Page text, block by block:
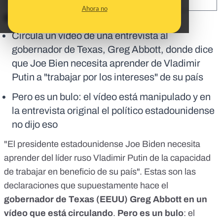
Ahora no
Circula un vídeo de una entrevista al
gobernador de Texas, Greg Abbott, donde dice
que Joe Bien necesita aprender de Vladimir
Putin a "trabajar por los intereses" de su país
Pero es un bulo: el vídeo está manipulado y en
la entrevista original el político estadounidense
no dijo eso
"El presidente estadounidense Joe Biden necesita
aprender del líder ruso Vladimir Putin de la capacidad
de trabajar en beneficio de su país". Estas son las
declaraciones que supuestamente hace el
gobernador de Texas (EEUU) Greg Abbott en un
vídeo que está circulando. Pero es un bulo: el